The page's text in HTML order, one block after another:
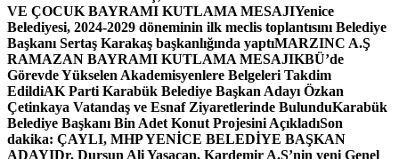
VE ÇOCUK BAYRAMI KUTLAMA MESAJIYenice
Belediyesi, 2024-2029 döneminin ilk meclis toplantısını Belediye
Başkanı Sertaş Karakaş başkanlığında yaptıMARZINC A.Ş
RAMAZAN BAYRAMI KUTLAMA MESAJIKBÜ’de
Görevde Yükselen Akademisyenlere Belgeleri Takdim
EdildiAK Parti Karabük Belediye Başkan Adayı Özkan
Çetinkaya Vatandaş ve Esnaf Ziyaretlerinde BulunduKarabük
Belediye Başkanı Bin Adet Konut Projesini AçıkladıSon
dakika: ÇAYLI, MHP YENİCE BELEDİYE BAŞKAN
ADAYIDr. Dursun Ali Yaşacan, Kardemir A.Ş’nin yeni Genel